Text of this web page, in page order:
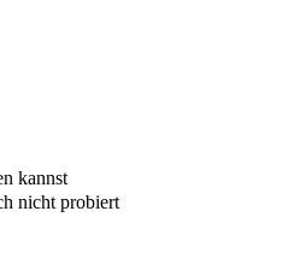
kannst
nicht probiert